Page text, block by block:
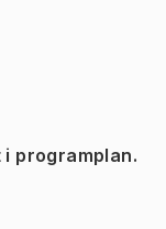
programplan.